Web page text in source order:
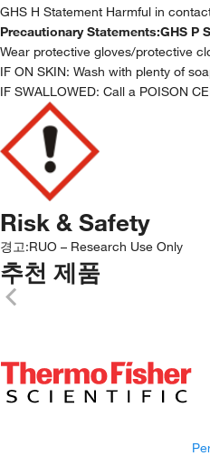
GHS H Statement Harmful in
Precautionary Statements:GHS P
Wear protective gloves/protective
IF ON SKIN: Wash with plenty of
IF SWALLOWED: Call a POISON
Risk & Safety
경고:RUO – Research Use Only
추천 제품